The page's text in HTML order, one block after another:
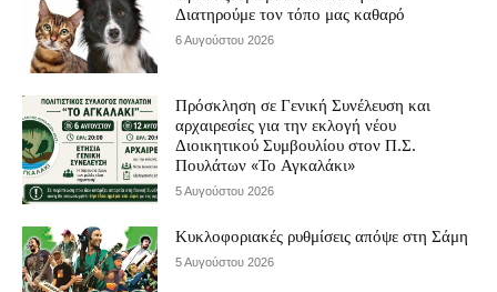
Διατηρούμε τον τόπο μας καθαρό
6 Αυγούστου 2026
Πρόσκληση σε Γενική Συνέλευση και
αρχαιρεσίες για την εκλογή νέου
Διοικητικού Συμβουλίου στον Π.Σ.
Πουλάτων «Το Αγκαλάκι»
5 Αυγούστου 2026
Κυκλοφοριακές ρυθμίσεις απόψε στη Σάμη
5 Αυγούστου 2026